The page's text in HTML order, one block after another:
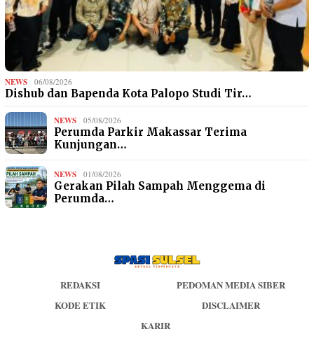
NEWS 06/08/2026
Dishub dan Bapenda Kota Palopo Studi Tir…
NEWS 05/08/2026
Perumda Parkir Makassar Terima
Kunjungan…
NEWS 01/08/2026
Gerakan Pilah Sampah Menggema di
Perumda…
REDAKSI
PEDOMAN MEDIA SIBER
KODE ETIK
DISCLAIMER
KARIR